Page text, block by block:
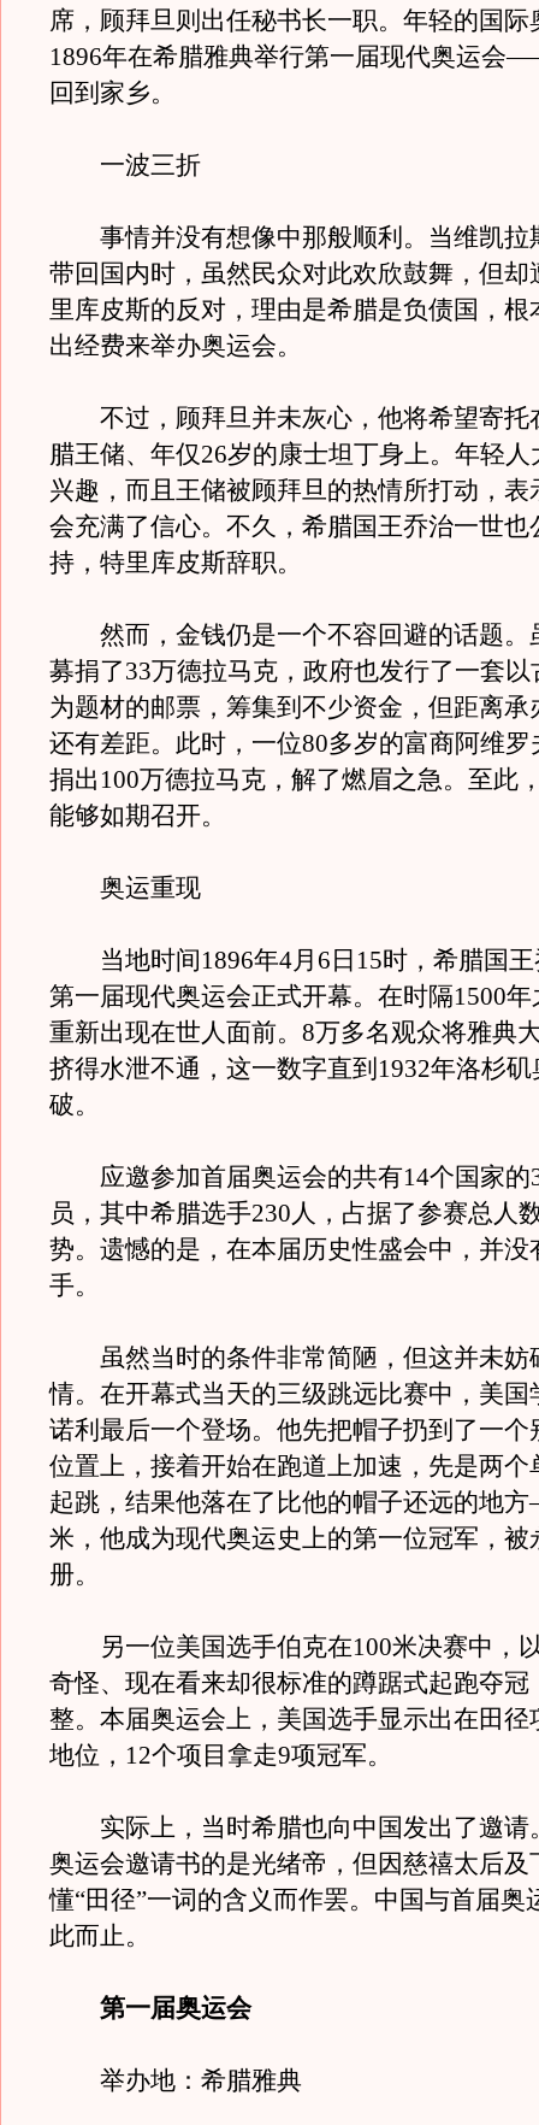
席，顾拜旦则出任秘书长一职。年轻的国际
1896年在希腊雅典举行第一届现代奥运
回到家乡。
一波三折
事情并没有想像中那般顺利。当维凯拉
带回国内时，虽然民众对此欢欣鼓舞，但却
里库皮斯的反对，理由是希腊是负债国，根
出经费来举办奥运会。
不过，顾拜旦并未灰心，他将希望寄托
腊王储、年仅26岁的康士坦丁身上。年轻
兴趣，而且王储被顾拜旦的热情所打动，表
会充满了信心。不久，希腊国王乔治一世也
持，特里库皮斯辞职。
然而，金钱仍是一个不容回避的话题。
募捐了33万德拉马克，政府也发行了一套
为题材的邮票，筹集到不少资金，但距离承
还有差距。此时，一位80多岁的富商阿维
捐出100万德拉马克，解了燃眉之急。至此
能够如期召开。
奥运重现
当地时间1896年4月6日15时，希腊国王
第一届现代奥运会正式开幕。在时隔1500
重新出现在世人面前。8万多名观众将雅典
挤得水泄不通，这一数字直到1932年洛杉
破。
应邀参加首届奥运会的共有14个国家的
员，其中希腊选手230人，占据了参赛总人
势。遗憾的是，在本届历史性盛会中，并没
手。
虽然当时的条件非常简陋，但这并未妨
情。在开幕式当天的三级跳远比赛中，美国
诺利最后一个登场。他先把帽子扔到了一个
位置上，接着开始在跑道上加速，先是两个
起跳，结果他落在了比他的帽子还远的地
米，他成为现代奥运史上的第一位冠军，被
册。
另一位美国选手伯克在100米决赛中，
奇怪、现在看来却很标准的蹲踞式起跑夺冠
整。本届奥运会上，美国选手显示出在田径
地位，12个项目拿走9项冠军。
实际上，当时希腊也向中国发出了邀请
奥运会邀请书的是光绪帝，但因慈禧太后及
懂“田径”一词的含义而作罢。中国与首届奥
此而止。
第一届奥运会
举办地：希腊雅典